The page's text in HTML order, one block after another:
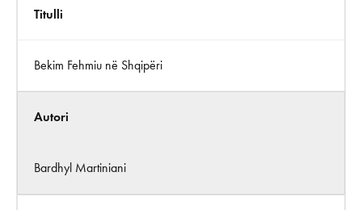
Titulli
Bekim Fehmiu në Shqipëri
Autori
Bardhyl Martiniani